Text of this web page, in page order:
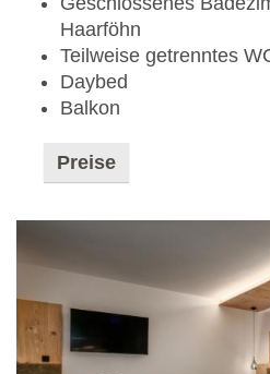
Haarföhn
Teilweise getrenntes
Daybed
Balkon
Preise